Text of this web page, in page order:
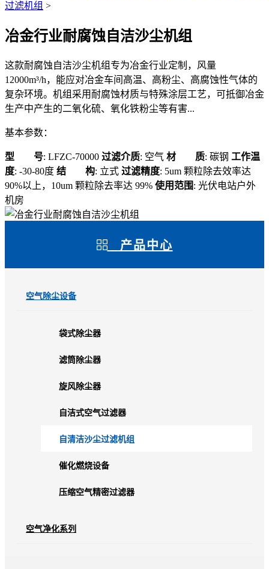
过滤机组 >
冶金行业耐腐蚀自洁沙尘机组
这款耐腐蚀自洁沙尘机组专为冶金行业定制，风量
12000m³/h，能应对冶金车间高温、高粉尘、高腐蚀性气体的
复杂环境。机组采用耐腐蚀材质与特殊涂层工艺，可抵御冶金
生产中产生的二氧化硫、氧化铁粉尘等有害...
基本参数：
型 号: LFZC-70000 过滤介质: 空气 材 质: 碳钢 工作温
度: -30-80度 结 构: 立式 过滤精度: 5um 颗粒除去效率达
90%以上，10um 颗粒除去率达 99% 使用范围: 光伏电站户外
机房
产品中心
空气除尘设备
袋式除尘器
滤筒除尘器
旋风除尘器
自洁式空气过滤器
自清洁沙尘过滤机组
催化燃烧设备
压缩空气精密过滤器
空气净化系列